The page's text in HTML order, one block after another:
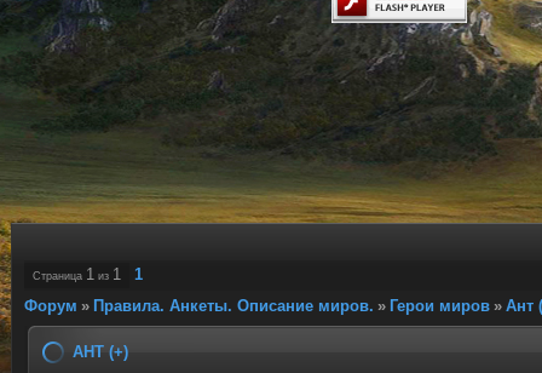
Страница 1 из 1
1
Форум » Правила. Анкеты. Описание миров. » Герои миров » Ант
АНТ (+)